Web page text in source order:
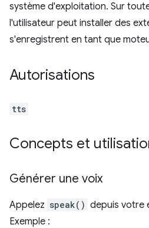
système d'exploitation. Sur
l'utilisateur peut installer des
s'enregistrent en tant que
Autorisations
tts
Concepts et
Générer une voix
Appelez speak() depuis votre
Exemple :